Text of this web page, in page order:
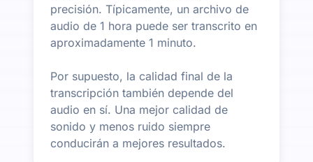
precisión. Típicamente, un archivo de
audio de 1 hora puede ser transcrito en
aproximadamente 1 minuto.
Por supuesto, la calidad final de la
transcripción también depende del
audio en sí. Una mejor calidad de
sonido y menos ruido siempre
conducirán a mejores resultados.